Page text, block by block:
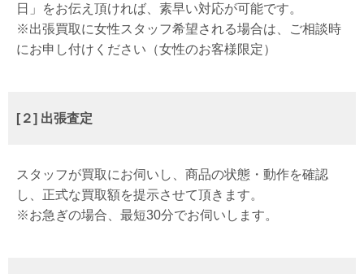
日」をお伝え頂ければ、素早い対応が可能です。
※出張買取に女性スタッフ希望される場合は、ご相談時
にお申し付けください（女性のお客様限定）
[２] 出張査定
スタッフが買取にお伺いし、商品の状態・動作を確認
し、正式な買取額を提示させて頂きます。
※お急ぎの場合、最短30分でお伺いします。